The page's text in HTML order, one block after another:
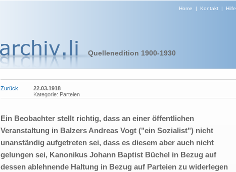
Home | Kontakt| Hilfe
Quellenedition 1900-1930
Zurück
22.03.1918
Kategorie: Parteien
Ein Beobachter stellt richtig, dass an einer öffentlichen
Veranstaltung in Balzers Andreas Vogt ("ein Sozialist") nicht
unanständig aufgetreten sei, dass es diesem aber auch nicht
gelungen sei, Kanonikus Johann Baptist Büchel in Bezug auf
dessen ablehnende Haltung in Bezug auf Parteien zu widerlegen